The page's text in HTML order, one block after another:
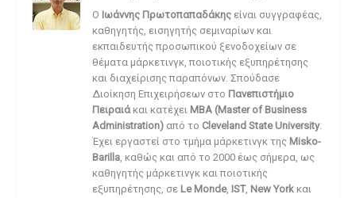
O Ιωάννης Πρωτοπαπαδάκης είναι συγγραφέας,
καθηγητής, εισηγητής σεμιναρίων και
εκπαιδευτής προσωπικού ξενοδοχείων σε
θέματα μάρκετινγκ, ποιοτικής εξυπηρέτησης
και διαχείρισης παραπόνων. Σπούδασε
Διοίκηση Επιχειρήσεων στο Πανεπιστήμιο
Πειραιάκαι κατέχει MBA (Master of Business
Administration) από το Cleveland State University.
Έχει εργαστεί στο τμήμα μάρκετινγκ της Misko-
Barilla, καθώς και από το 2000 έως σήμερα, ως
καθηγητής μάρκετινγκ και ποιοτικής
εξυπηρέτησης, σε Le Monde, IST, New York και